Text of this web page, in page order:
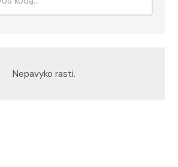
Nepavyko rasti.